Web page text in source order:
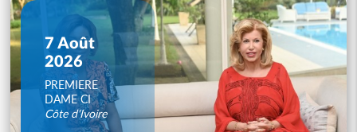
7 Août
2026
PREMIERE
DAME CI
Côte d'Ivoire